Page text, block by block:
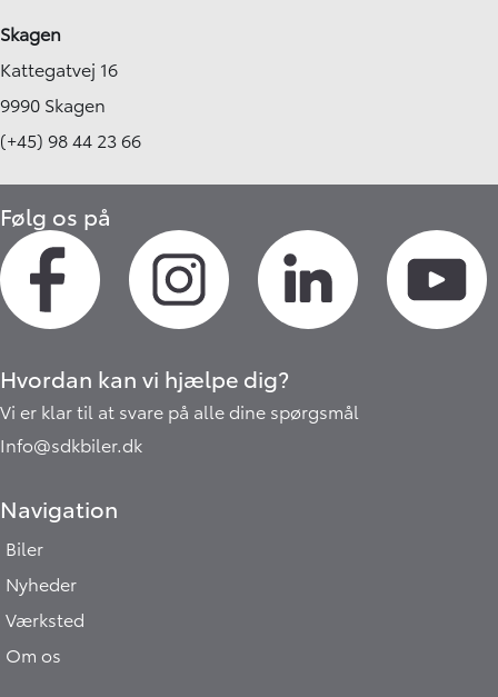
Skagen
Kattegatvej 16
9990 Skagen
(+45) 98 44 23 66
Følg os på
Hvordan kan vi hjælpe dig?
Vi er klar til at svare på alle dine spørgsmål
Info@sdkbiler.dk
Navigation
Biler
Nyheder
Værksted
Om os